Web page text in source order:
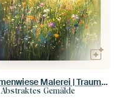
Blumenwiese Malerei | Traumwiese
Abstraktes Gemälde